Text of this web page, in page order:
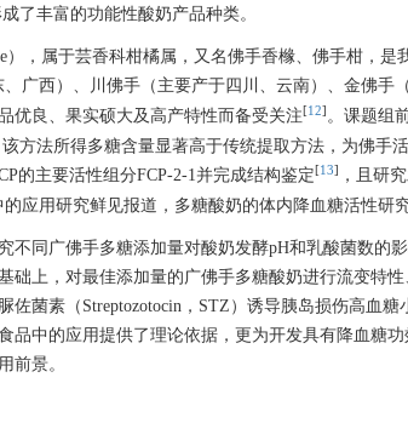
成了丰富的功能性酸奶产品种类。
），属于芸香科柑橘属，又名佛手香橼、佛手柑，
、广西）、川佛手（主要产于四川、云南）、金佛手
优良、果实硕大及高产特性而备受关注[12] 。课题组
该方法所得多糖含量显著高于传统提取方法，为佛手
的主要活性组分FCP-2-1并完成结构鉴定[13]
，且研
的应用研究鲜见报道，多糖酸奶的体内降血糖活性研
不同广佛手多糖添加量对酸奶发酵pH和乳酸菌数的
础上，对最佳添加量的广佛手多糖酸奶进行流变特
菌素（Streptozotocin，STZ）诱导胰岛损伤高血
品中的应用提供了理论依据，更为开发具有降血糖
前景。